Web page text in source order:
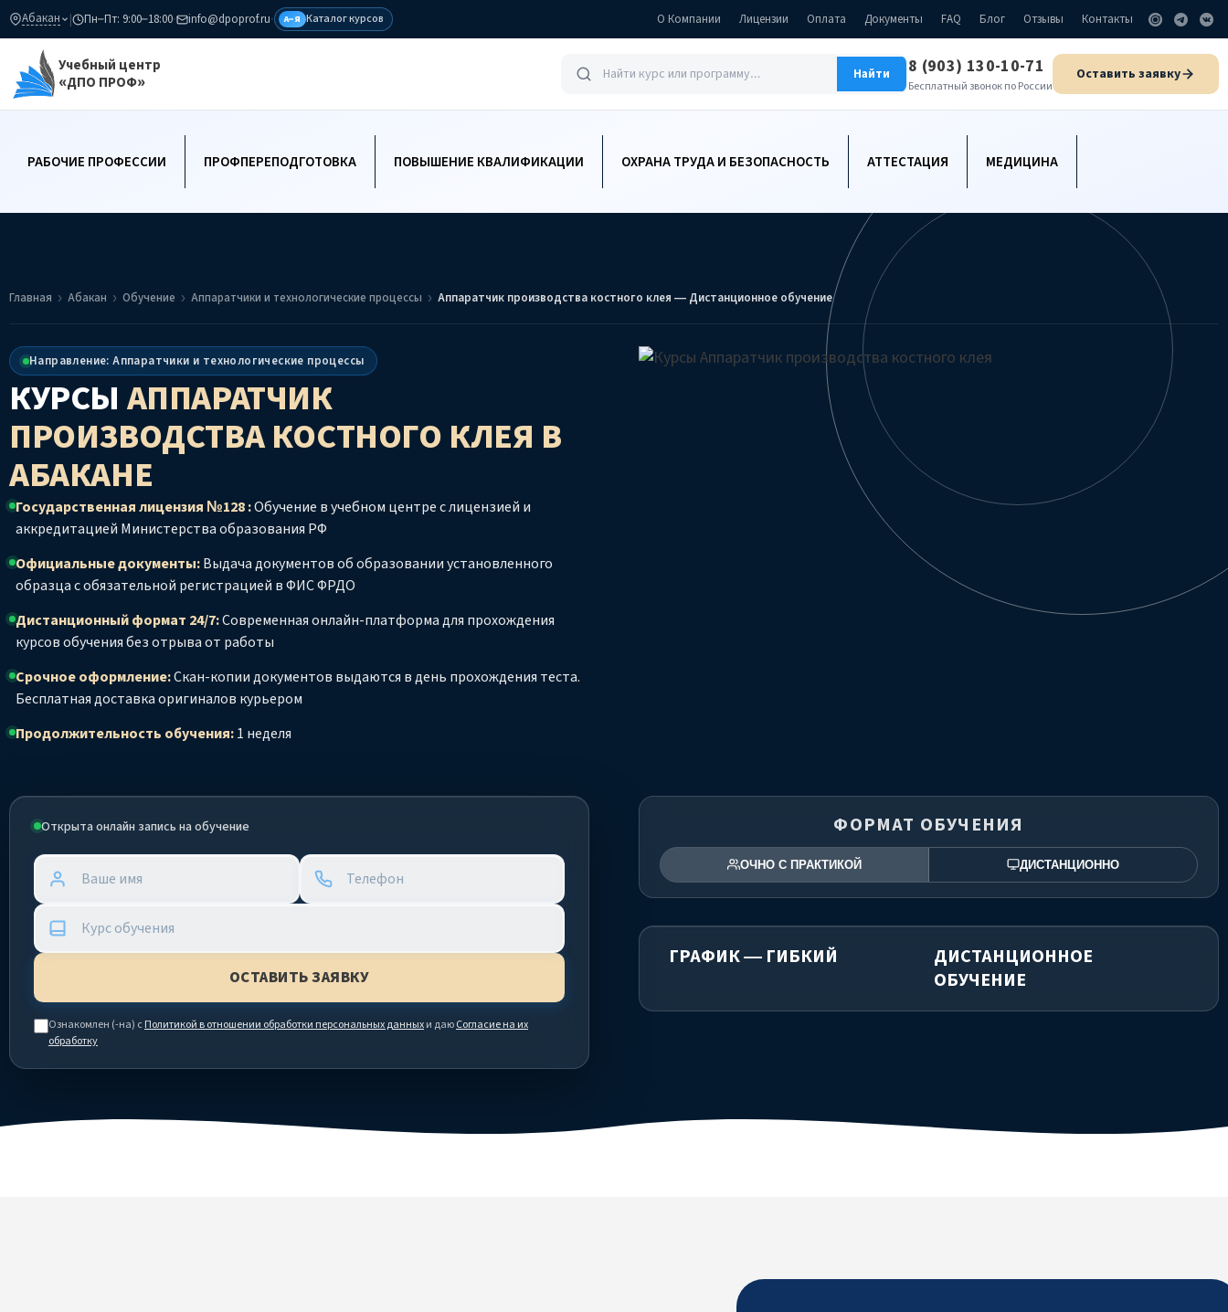
Абакан | Пн–Пт: 9:00–18:00· info@dpoprof.ru· А–Я Каталог курсов О Компании Лицензии Оплата Документы FAQ Блог Отзывы Контакты
Учебный центр
«ДПО ПРОФ»
Найти 8 (903) 130-10-71
Бесплатный звонок по России
Оставить заявку
РАБОЧИЕ ПРОФЕССИИ ПРОФПЕРЕПОДГОТОВКА ПОВЫШЕНИЕ КВАЛИФИКАЦИИ ОХРАНА ТРУДА И БЕЗОПАСНОСТЬ АТТЕСТАЦИЯ МЕДИЦИНА
Главная Абакан Обучение Аппаратчики и технологические процессы Аппаратчик производства костного клея — Дистанционное обучение
Направление: Аппаратчики и технологические процессы
КУРСЫ АППАРАТЧИК
ПРОИЗВОДСТВА КОСТНОГО КЛЕЯ В
АБАКАНЕ
Государственная лицензия №128 :Обучение в учебном центре с лицензией и
аккредитацией Министерства образования РФ
Официальные документы:Выдача документов об образовании установленного
образца с обязательной регистрацией в ФИС ФРДО
Дистанционный формат 24/7:Современная онлайн-платформа для прохождения
курсов обучения без отрыва от работы
Срочное оформление:Скан-копии документов выдаются в день прохождения теста.
Бесплатная доставка оригиналов курьером
Продолжительность обучения:1 неделя
Открыта онлайн запись на обучение
Ознакомлен (-на) сПолитикой в отношении обработки персональных данныхи даюСогласие на их
обработку
ФОРМАТ ОБУЧЕНИЯ
ОЧНО С ПРАКТИКОЙ ДИСТАНЦИОННО
ГРАФИК — ГИБКИЙ
ДИСТАНЦИОННОЕ
ОБУЧЕНИЕ